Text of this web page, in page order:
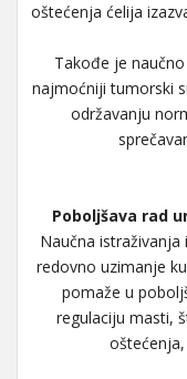
oštećenja ćelija
Takođe je
najmoćniji tumorski
održavanju
Poboljšava rad
Naučna
redovno uzimanje
pomaže u
regulaciju masti,